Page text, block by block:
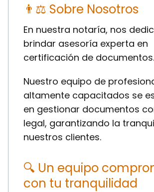
👨⚖ Sobre Nosotros
En nuestra notaría, nos
brindar asesoría experta en
certificación de documentos.
Nuestro equipo de
altamente capacitados se
en gestionar documentos
legal, garantizando la
nuestros clientes.
🔍 Un equipo
con tu tranquilidad